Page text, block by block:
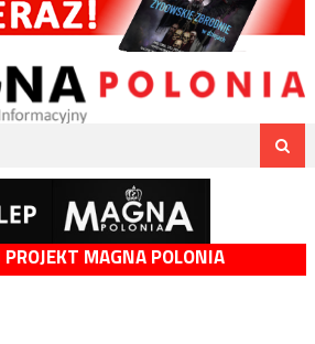
MAGNA POLONIA